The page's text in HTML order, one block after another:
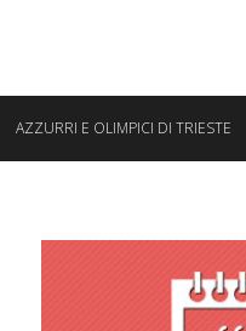
AZZURRI E OLIMPICI DI TRIESTE